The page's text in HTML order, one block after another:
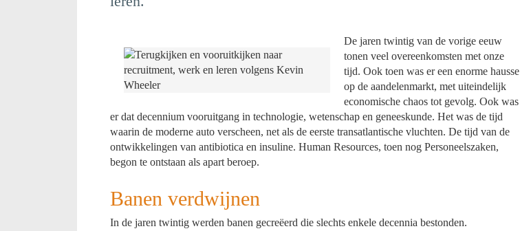
De jaren twintig van de vorige eeuw
tonen veel overeenkomsten met onze
tijd. Ook toen was er een enorme hausse
op de aandelenmarkt, met uiteindelijk
economische chaos tot gevolg. Ook was
er dat decennium vooruitgang in technologie, wetenschap en geneeskunde. Het was de tijd
waarin de moderne auto verscheen, net als de eerste transatlantische vluchten. De tijd van de
ontwikkelingen van antibiotica en insuline. Human Resources, toen nog Personeelszaken,
begon te ontstaan als apart beroep.
Banen verdwijnen
In de jaren twintig werden banen gecreëerd die slechts enkele decennia bestonden.